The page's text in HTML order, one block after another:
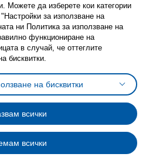
на бисквитки (Cookies)
използване на бисквитки
Обща политика за личните данни
личните данни на ikea.bg
програма IKEA Family
данни на програма IKEA Family
Можете да изберете кои категории
за използване на
ни Политика за използване на
функциониране на
в случай, че оттеглите
бисквитки.
на бисквитки
всички
всички